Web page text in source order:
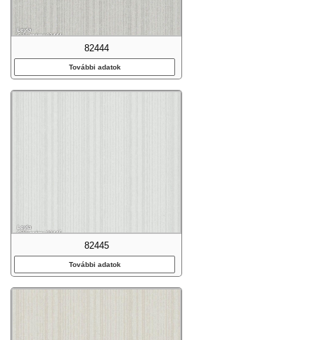
82444
További adatok
82445
További adatok